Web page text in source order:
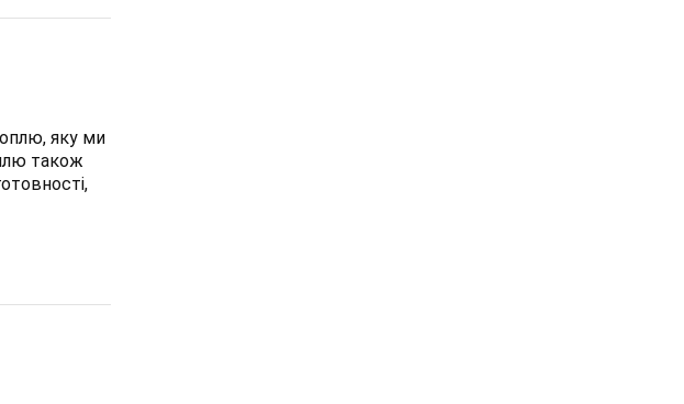
яку ми
також